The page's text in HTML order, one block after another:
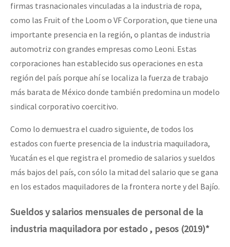
firmas trasnacionales vinculadas a la industria de ropa,
como las Fruit of the Loom o VF Corporation, que tiene una
importante presencia en la región, o plantas de industria
automotriz con grandes empresas como Leoni. Estas
corporaciones han establecido sus operaciones en esta
región del país porque ahí se localiza la fuerza de trabajo
más barata de México donde también predomina un modelo
sindical corporativo coercitivo.
Como lo demuestra el cuadro siguiente, de todos los
estados con fuerte presencia de la industria maquiladora,
Yucatán es el que registra el promedio de salarios y sueldos
más bajos del país, con sólo la mitad del salario que se gana
en los estados maquiladores de la frontera norte y del Bajío.
Sueldos y salarios mensuales de personal de la
industria maquiladora por estado , pesos (2019)*